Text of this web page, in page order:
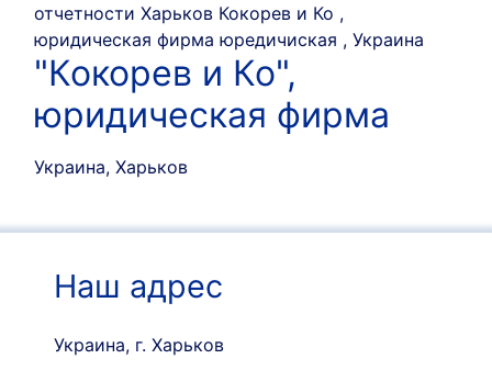
"Кокорев и Ко",
юридическая фирма
Украина, Харьков
Наш адрес
Украина, г. Харьков